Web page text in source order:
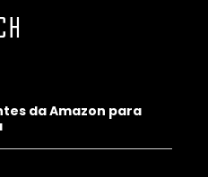
da Amazon para